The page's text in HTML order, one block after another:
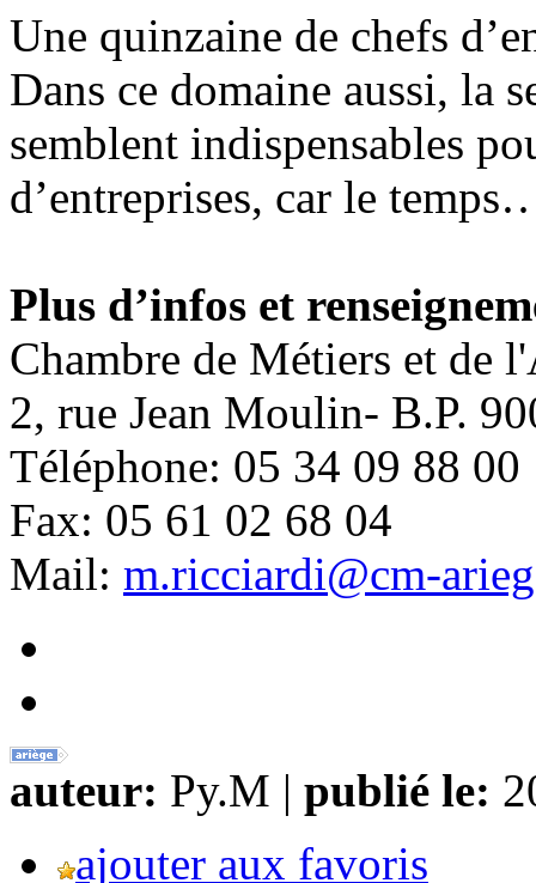
Une quinzaine de chefs
Dans ce domaine aussi, la
semblent indispensables
d’entreprises, car le
Plus d’infos et
Chambre de Métiers et de
2, rue Jean Moulin- B.P.
Téléphone: 05 34 09 88 00
Fax: 05 61 02 68 04
Mail: m.ricciardi@cm-
auteur: Py.M | publié le:
ajouter aux favoris